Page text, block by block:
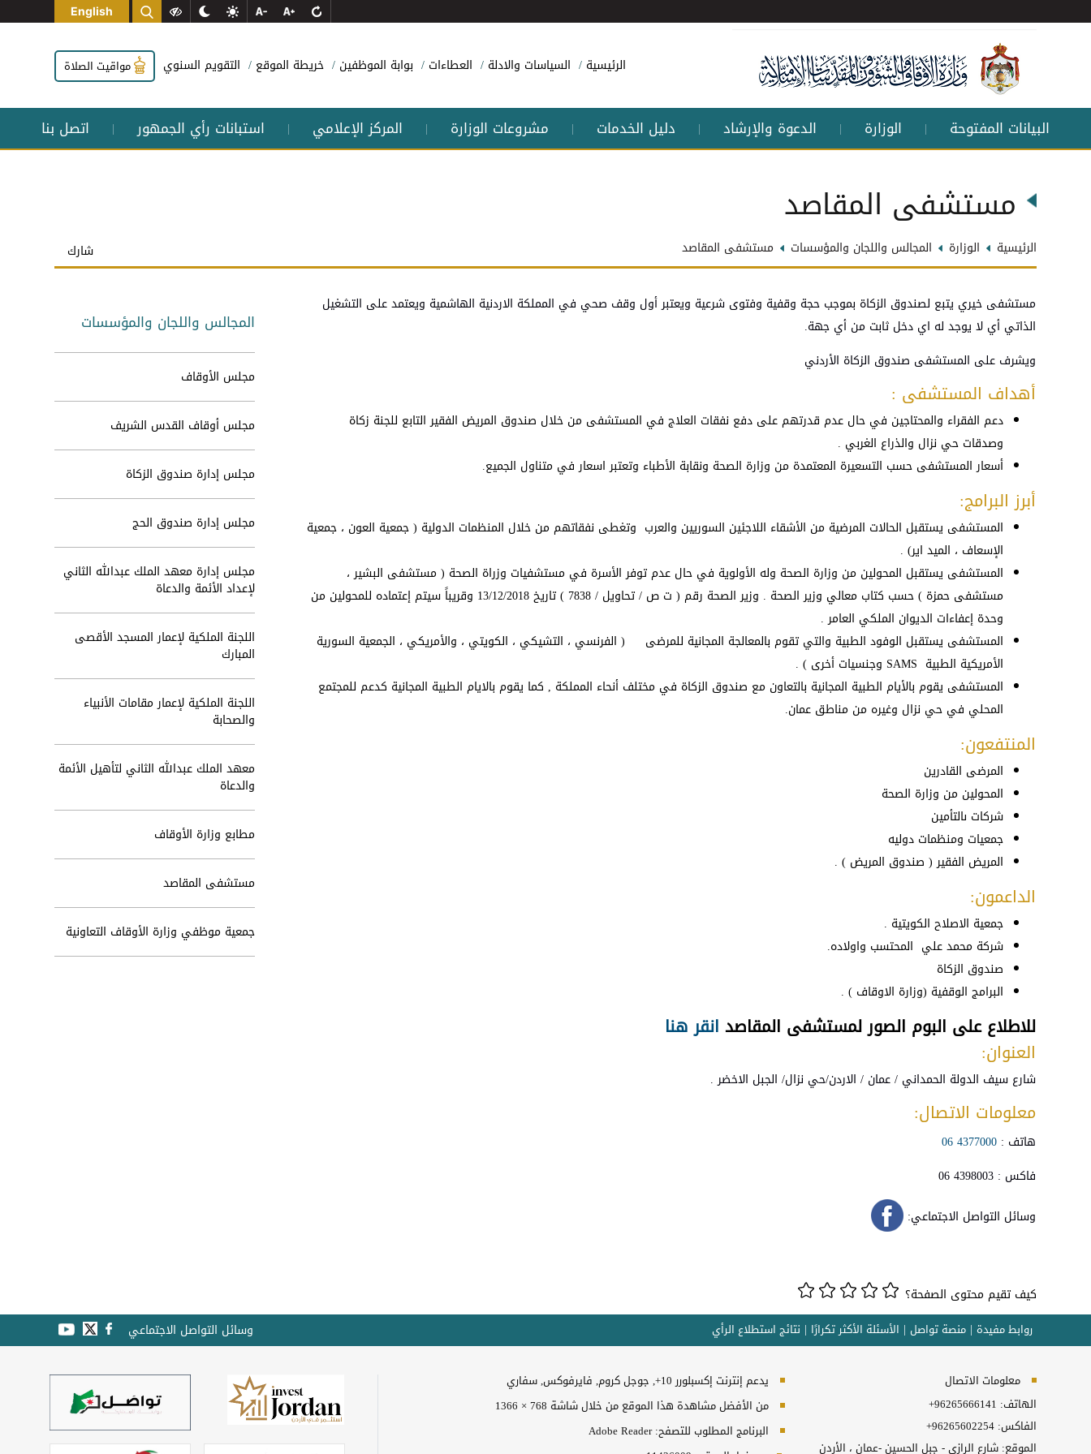
English
الرئيسية السياسات والادلة العطاءات بوابة الموظفين خريطة الموقع التقويم السنوي مواقيت الصلاة
البيانات المفتوحة | الوزارة | الدعوة والإرشاد | دليل الخدمات | مشروعات الوزارة | المركز الإعلامي | استبانات رأي الجمهور | اتصل بنا
مستشفى المقاصد
الرئيسية الوزارة المجالس واللجان والمؤسسات مستشفى المقاصد شارك
مستشفى خيري يتبع لصندوق الزكاة بموجب حجة وقفية وفتوى شرعية ويعتبر أول وقف صحي في المملكة الاردنية الهاشمية ويعتمد على التشغيل
الذاتي أي لا يوجد له اي دخل ثابت من أي جهة.
ويشرف على المستشفى صندوق الزكاة الأردني
أهداف المستشفى :
دعم الفقراء والمحتاجين في حال عدم قدرتهم على دفع نفقات العلاج في المستشفى من خلال صندوق المريض الفقير التابع للجنة زكاة
وصدقات حي نزال والذراع الغربي .
أسعار المستشفى حسب التسعيرة المعتمدة من وزارة الصحة ونقابة الأطباء وتعتبر اسعار في متناول الجميع.
أبرز البرامج:
المستشفى يستقبل الحالات المرضية من الأشقاء اللاجئين السوريين والعرب وتغطى نفقاتهم من خلال المنظمات الدولية ( جمعية العون ، جمعية
الإسعاف ، الميد اير) .
المستشفى يستقبل المحولين من وزارة الصحة وله الأولوية في حال عدم توفر الأسرة في مستشفيات وزراة الصحة ( مستشفى البشير ،
مستشفى حمزة ) حسب كتاب معالي وزير الصحة . وزير الصحة رقم ( ت ص / تحاويل / 7838 ) تاريخ 13/12/2018 وقريباً سيتم إعتماده للمحولين من
وحدة إعفاءات الديوان الملكي العامر .
المستشفى يستقبل الوفود الطبية والتي تقوم بالمعالجة المجانية للمرضى ( الفرنسي ، التشيكي ، الكويتي ، والأمريكي ، الجمعية السورية
الأمريكية الطبية SAMS وجنسيات أخرى ) .
المستشفى يقوم بالأيام الطبية المجانية بالتعاون مع صندوق الزكاة في مختلف أنحاء المملكة , كما يقوم بالايام الطبية المجانية كدعم للمجتمع
المحلي في حي نزال وغيره من مناطق عمان.
المنتفعون:
المرضى القادرين
المحولين من وزارة الصحة
شركات ىالتأمين
جمعيات ومنظمات دوليه
المريض الفقير ( صندوق المريض ) .
الداعمون:
جمعية الاصلاح الكويتية .
شركة محمد علي المحتسب واولاده.
صندوق الزكاة
البرامج الوقفية (وزارة الاوقاف ) .
للاطلاع على البوم الصور لمستشفى المقاصد انقر هنا
العنوان:
شارع سيف الدولة الحمداني / عمان / الاردن/حي نزال/ الجبل الاخضر .
معلومات الاتصال:
هاتف : 4377000 06
فاكس : 4398003 06
وسائل التواصل الاجتماعي:
المجالس واللجان والمؤسسات
مجلس الأوقاف
مجلس أوقاف القدس الشريف
مجلس إدارة صندوق الزكاة
مجلس إدارة صندوق الحج
مجلس إدارة معهد الملك عبدالله الثاني
لإعداد الأئمة والدعاة
اللجنة الملكية لإعمار المسجد الأقصى
المبارك
اللجنة الملكية لإعمار مقامات الأنبياء
والصحابة
معهد الملك عبدالله الثاني لتأهيل الأئمة
والدعاة
مطابع وزارة الأوقاف
مستشفى المقاصد
جمعية موظفي وزارة الأوقاف التعاونية
كيف تقيم محتوى الصفحة؟
روابط مفيدة منصة تواصل الأسئلة الأكثر تكرارًا نتائج استطلاع الرأي وسائل التواصل الاجتماعي
معلومات الاتصال
الهاتف: +96265666141
الفاكس: +96265602254
الموقع: شارع الرازي - جبل الحسين -عمان ، الأردن
يدعم إنترنت إكسبلورر 10+, جوجل كروم, فايرفوكس, سفاري
من الأفضل مشاهدة هذا الموقع من خلال شاشة 768 × 1366
البرنامج المطلوب للتصفح: Adobe Reader